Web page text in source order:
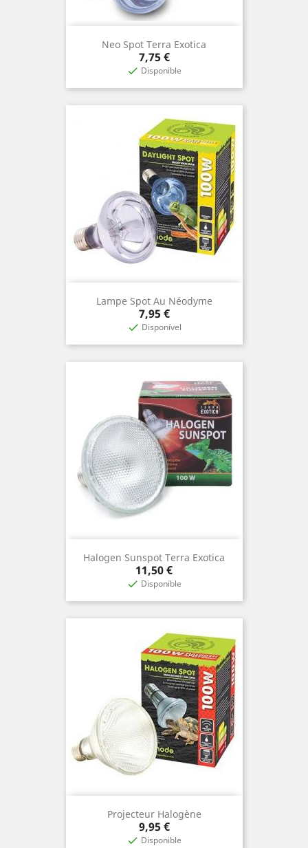
Neo Spot Terra Exotica
Prix
7,75 €
 Disponible
Lampe Spot Au Néodyme
Prix
7,95 €
 Disponível
Halogen Sunspot Terra Exotica
Prix
11,50 €
 Disponible
Projecteur Halogène
Prix
9,95 €
 Disponible